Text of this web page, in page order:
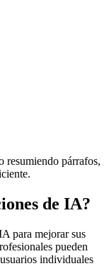
resumiendo párrafos,
de IA?
para mejorar sus
pueden
individuales